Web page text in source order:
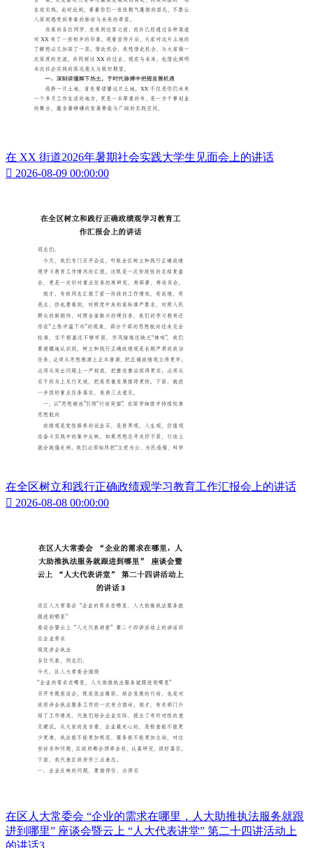
在 XX 街道2026年暑期社会实践大学生见面会上的讲话
 2026-08-09 00:00:00
在全区树立和践行正确政绩观学习教育工作汇报会上的讲话
 2026-08-08 00:00:00
在区人大常委会 “企业的需求在哪里，人大助推执法服务就跟
进到哪里” 座谈会暨云上 “人大代表讲堂” 第二十四讲活动上
的讲话3